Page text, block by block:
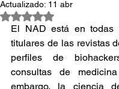
Actualizado: 11 abr
Obtuvo NaN de 5
El NAD está en todas
titulares de las revistas
perfiles de
consultas de
embargo, la ciencia